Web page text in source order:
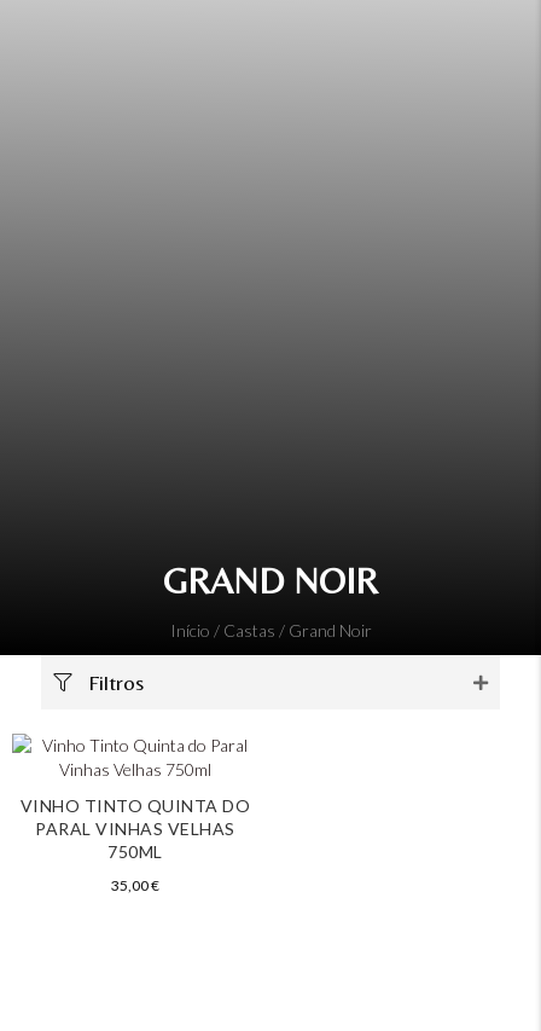
GRAND NOIR
Início / Castas / Grand Noir
Filtros
VINHO TINTO QUINTA DO
PARAL VINHAS VELHAS
750ML
35,00€